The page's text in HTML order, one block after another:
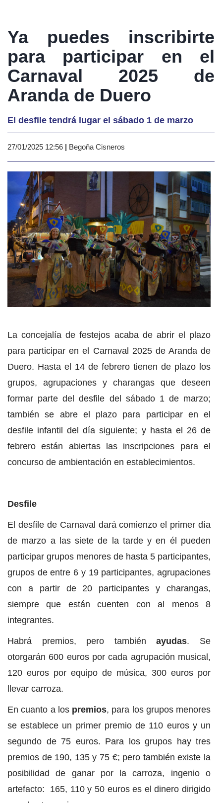
Ya puedes inscribirte
para participar en el
Carnaval 2025 de
Aranda de Duero
El desfile tendrá lugar el sábado 1 de marzo
27/01/2025 12:56 | Begoña Cisneros
La concejalía de festejos acaba de abrir el plazo
para participar en el Carnaval 2025 de Aranda de
Duero. Hasta el 14 de febrero tienen de plazo los
grupos, agrupaciones y charangas que deseen
formar parte del desfile del sábado 1 de marzo;
también se abre el plazo para participar en el
desfile infantil del día siguiente; y hasta el 26 de
febrero están abiertas las inscripciones para el
concurso de ambientación en establecimientos.
Desfile
El desfile de Carnaval dará comienzo el primer día
de marzo a las siete de la tarde y en él pueden
participar grupos menores de hasta 5 participantes,
grupos de entre 6 y 19 participantes, agrupaciones
con a partir de 20 participantes y charangas,
siempre que están cuenten con al menos 8
integrantes.
Habrá premios, pero también ayudas. Se
otorgarán 600 euros por cada agrupación musical,
120 euros por equipo de música, 300 euros por
llevar carroza.
En cuanto a los premios, para los grupos menores
se establece un primer premio de 110 euros y un
segundo de 75 euros. Para los grupos hay tres
premios de 190, 135 y 75 €; pero también existe la
posibilidad de ganar por la carroza, ingenio o
artefacto: 165, 110 y 50 euros es el dinero dirigido